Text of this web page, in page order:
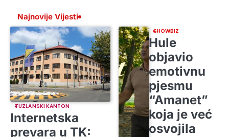
Najnovije Vijesti
TUZLANSKI KANTON
Internetska
prevara u TK:
SHOWBIZ
Hule
objavio
emotivnu
pjesmu
“Amanet”
koja je već
osvojila